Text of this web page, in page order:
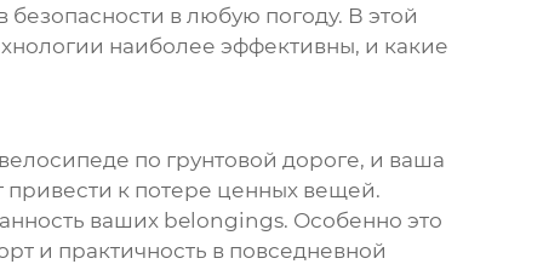
в любую погоду. В этой
наиболее эффективны, и какие
по грунтовой дороге, и ваша
привести к потере ценных вещей.
ваших belongings. Особенно это
и практичность в повседневной